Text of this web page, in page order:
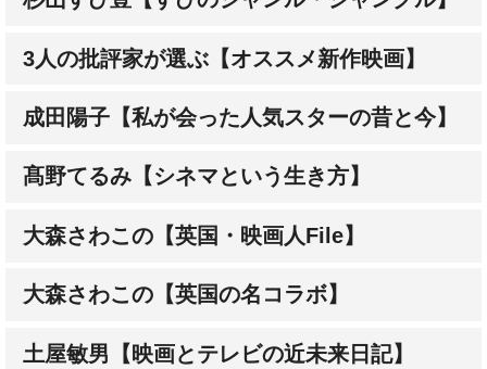
成田陽子【私が会った人気スターの昔と今】
髙野てるみ【シネマという生き方】
大森さわこの【英国・映画人File】
大森さわこの【英国の名コラボ】
土屋敏男【映画とテレビの近未来日記】